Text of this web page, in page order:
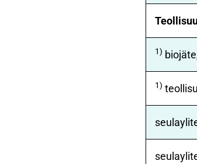
1)
1)